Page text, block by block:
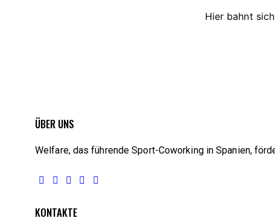
Hier bahnt
ÜBER UNS
Welfare, das führende Sport-Coworking in Spanien,
KONTAKTE